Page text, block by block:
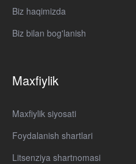
Biz haqimizda
Biz bilan bog'lanish
Maxfiylik
Maxfiylik siyosati
Foydalanish shartlari
Litsenziya shartnomasi